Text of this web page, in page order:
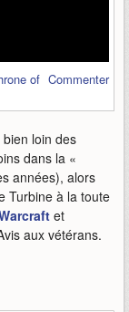
Commenter
of
loin des
dans la «
années), alors
Turbine à la toute
et
aux vétérans.